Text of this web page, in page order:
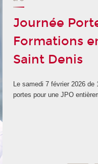
Journée
Formations
Saint Denis
Le samedi 7 février 2026 de
portes pour une JPO